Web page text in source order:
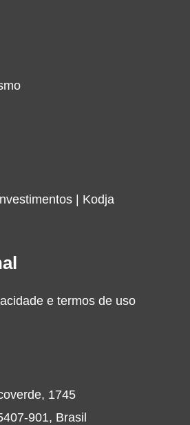
| Kodja
e termos de uso
1745
901, Brasil